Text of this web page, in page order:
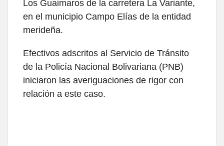
Los Guaimaros de la carretera La Variante,
en el municipio Campo Elías de la entidad
merideña.
Efectivos adscritos al Servicio de Tránsito
de la Policía Nacional Bolivariana (PNB)
iniciaron las averiguaciones de rigor con
relación a este caso.